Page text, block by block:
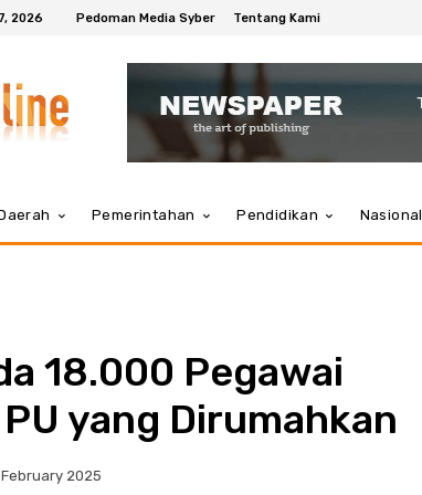
2026 Pedoman Media Syber Tentang Kami
Pemerintahan Pendidikan Nasional
18.000 Pegawai
yang Dirumahkan
February 2025